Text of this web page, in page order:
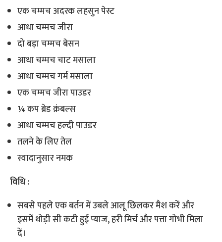
एक चम्मच अदरक लहसुन पेस्ट
आधा चम्मच जीरा
दो बड़ा चम्मच बेसन
आधा चम्मच चाट मसाला
आधा चम्मच गर्म मसाला
एक चम्मच जीरा पाउडर
¼ कप ब्रेड क्रंबल्स
आधा चम्मच हल्दी पाउडर
तलने के लिए तेल
स्वादानुसार नमक
विधि :
सबसे पहले एक बर्तन में उबले आलू छिलकर मैश करें और
इसमें थोड़ी सी कटी हुई प्याज, हरी मिर्च और पत्ता गोभी मिला
दें।